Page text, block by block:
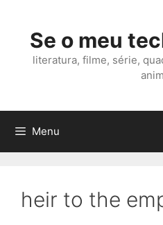
contentSe o meu
literatura, filme, série,
Menu
heir to the